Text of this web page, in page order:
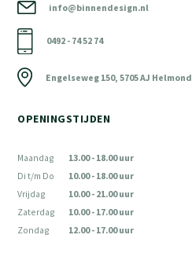
info@binnendesign.nl
0492 - 74 52 74
Engelseweg 150, 5705 AJ Helmond
OPENINGSTIJDEN
Maandag
Di t/m Do
Vrijdag
Zaterdag
Zondag
13.00 - 18.00 uur
10.00 - 18.00 uur
10.00 - 21.00 uur
10.00 - 17.00 uur
12.00 - 17.00 uur